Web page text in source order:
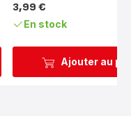
Ajouter au
Prix
3,99 €
En stock